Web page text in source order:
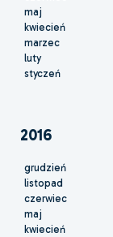
maj
kwiecień
marzec
luty
styczeń
2016
grudzień
listopad
czerwiec
maj
kwiecień